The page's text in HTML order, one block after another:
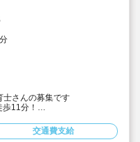
さんの募集です
11分！
相談しやすい環境がありま
交通費支給